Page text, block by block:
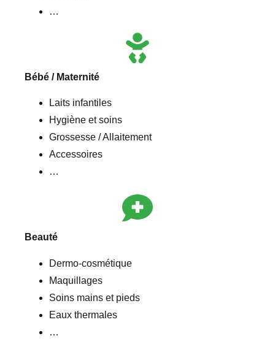
…
Bébé / Maternité
Laits infantiles
Hygiène et soins
Grossesse / Allaitement
Accessoires
…
Beauté
Dermo-cosmétique
Maquillages
Soins mains et pieds
Eaux thermales
…